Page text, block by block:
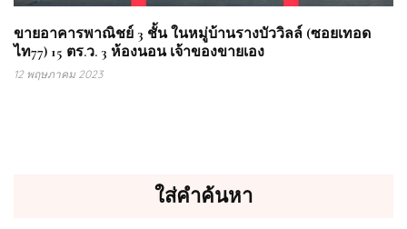
ขายอาคารพาณิชย์ 3 ชั้น ในหมู่บ้านรางบัววิลล์ (ซอยเทอด
ไท77) 15 ตร.ว. 3 ห้องนอน เจ้าของขายเอง
12 พฤษภาคม 2023
ใส่คำค้นหา